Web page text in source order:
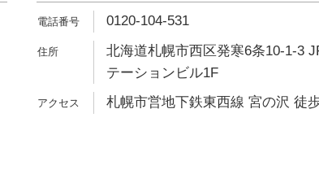
0120-104-531
北海道札幌市西区発寒6条10-1-3
テーションビル1F
札幌市営地下鉄東西線 宮の沢 徒